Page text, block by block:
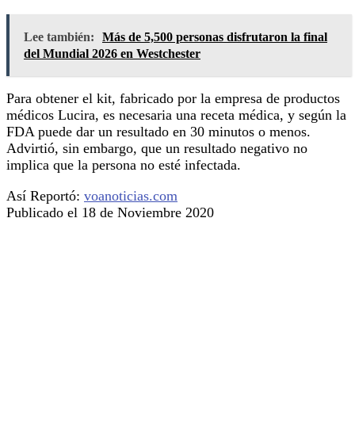
Lee también:
Más de 5,500 personas disfrutaron la final
del Mundial 2026 en Westchester
Para obtener el kit, fabricado por la empresa de productos
médicos Lucira, es necesaria una receta médica, y según la
FDA puede dar un resultado en 30 minutos o menos.
Advirtió, sin embargo, que un resultado negativo no
implica que la persona no esté infectada.
Así Reportó: voanoticias.com
Publicado el 18 de Noviembre 2020